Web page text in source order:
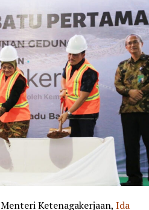
Menteri Ketenagakerjaan, Ida